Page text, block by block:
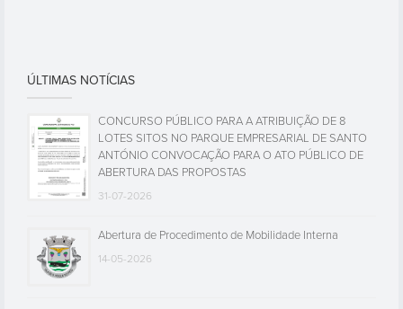
ÚLTIMAS NOTÍCIAS
CONCURSO PÚBLICO PARA A ATRIBUIÇÃO DE 8
LOTES SITOS NO PARQUE EMPRESARIAL DE SANTO
ANTÓNIO CONVOCAÇÃO PARA O ATO PÚBLICO DE
ABERTURA DAS PROPOSTAS
31-07-2026
Abertura de Procedimento de Mobilidade Interna
14-05-2026